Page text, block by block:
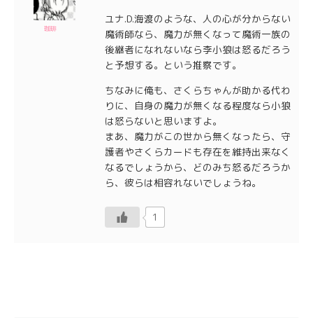
珈琲
ユナ.D.海渡のような、人の心が分からない
魔術師なら、魔力が無くなって魔術一族の
後継者になれないなら李小狼は怒るだろう
と予想する。という推察です。
ちなみに俺も、さくらちゃんが助かる代わ
りに、自身の魔力が無くなる程度なら小狼
は怒らないと思いますよ。
まあ、魔力がこの世から無くなったら、守
護者やさくらカードも存在を維持出来なく
なるでしょうから、どのみち怒るだろうか
ら、彼らは相容れないでしょうね。
1